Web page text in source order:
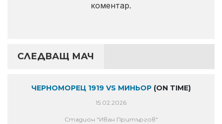
коментар.
СЛЕДВАЩ МАЧ
ЧЕРНОМОРЕЦ 1919 VS МИНЬОР (ON TIME)
15.02.2026
Стадион "Иван Притъргов"